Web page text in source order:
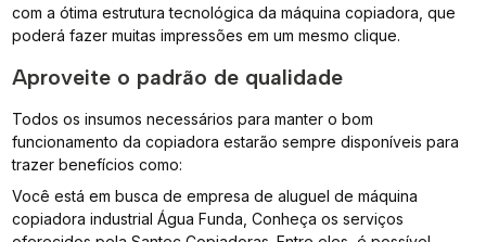
com a ótima estrutura tecnológica da máquina copiadora, que
poderá fazer muitas impressões em um mesmo clique.
Aproveite o padrão de qualidade
Todos os insumos necessários para manter o bom
funcionamento da copiadora estarão sempre disponíveis para
trazer benefícios como:
Você está em busca de empresa de aluguel de máquina
copiadora industrial Água Funda, Conheça os serviços